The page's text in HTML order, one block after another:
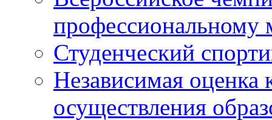
профессиональному
Студенческий
Независимая оценка
осуществления